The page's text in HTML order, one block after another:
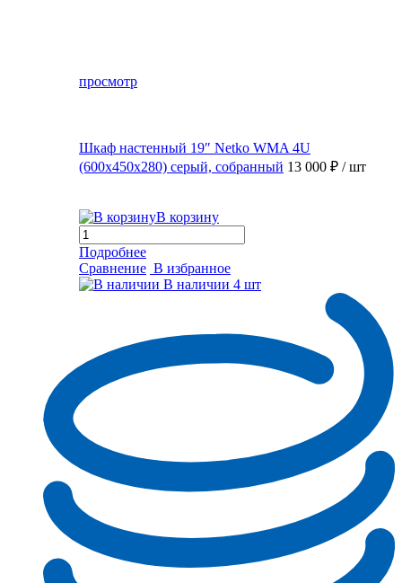
просмотр
Шкаф настенный 19″ Netko WMA 4U
(600x450x280) серый, собранный 13 000 ₽ / шт
В корзину
Подробнее
Сравнение В избранное
В наличии 4 шт